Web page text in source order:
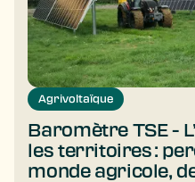
Agrivoltaïque
Baromètre TSE -
les territoires :
monde agricole,